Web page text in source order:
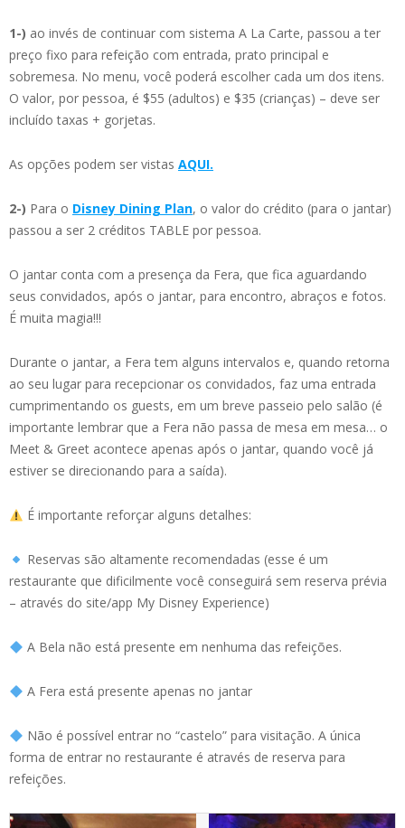
1-) ao invés de continuar com sistema A La Carte, passou a ter
preço fixo para refeição com entrada, prato principal e
sobremesa. No menu, você poderá escolher cada um dos itens.
O valor, por pessoa, é $55 (adultos) e $35 (crianças) – deve ser
incluído taxas + gorjetas.
As opções podem ser vistas AQUI.
2-) Para o Disney Dining Plan, o valor do crédito (para o jantar)
passou a ser 2 créditos TABLE por pessoa.
O jantar conta com a presença da Fera, que fica aguardando
seus convidados, após o jantar, para encontro, abraços e fotos.
É muita magia!!!
Durante o jantar, a Fera tem alguns intervalos e, quando retorna
ao seu lugar para recepcionar os convidados, faz uma entrada
cumprimentando os guests, em um breve passeio pelo salão (é
importante lembrar que a Fera não passa de mesa em mesa… o
Meet & Greet acontece apenas após o jantar, quando você já
estiver se direcionando para a saída).
É importante reforçar alguns detalhes:
Reservas são altamente recomendadas (esse é um
restaurante que dificilmente você conseguirá sem reserva prévia
– através do site/app My Disney Experience)
A Bela não está presente em nenhuma das refeições.
A Fera está presente apenas no jantar
Não é possível entrar no “castelo” para visitação. A única
forma de entrar no restaurante é através de reserva para
refeições.